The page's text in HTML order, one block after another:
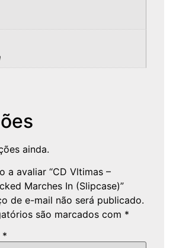
ainda.
a avaliar “CD Vltimas –
Marches In (Slipcase)”
de e-mail não será publicado.
são marcados com *
*